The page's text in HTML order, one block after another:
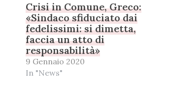
Crisi in Comune, Greco:
«Sindaco sfiduciato dai
fedelissimi: si dimetta,
faccia un atto di
responsabilità»
9 Gennaio 2020
In "News"